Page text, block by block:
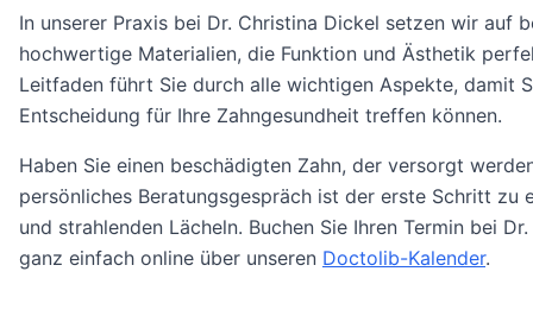
In unserer Praxis bei Dr. Christina Dickel setzen wir auf
hochwertige Materialien, die Funktion und Ästhetik
Leitfaden führt Sie durch alle wichtigen Aspekte, damit
Entscheidung für Ihre Zahngesundheit treffen können.
Haben Sie einen beschädigten Zahn, der versorgt
persönliches Beratungsgespräch ist der erste Schritt zu
und strahlenden Lächeln. Buchen Sie Ihren Termin bei
ganz einfach online über unseren Doctolib-Kalender.